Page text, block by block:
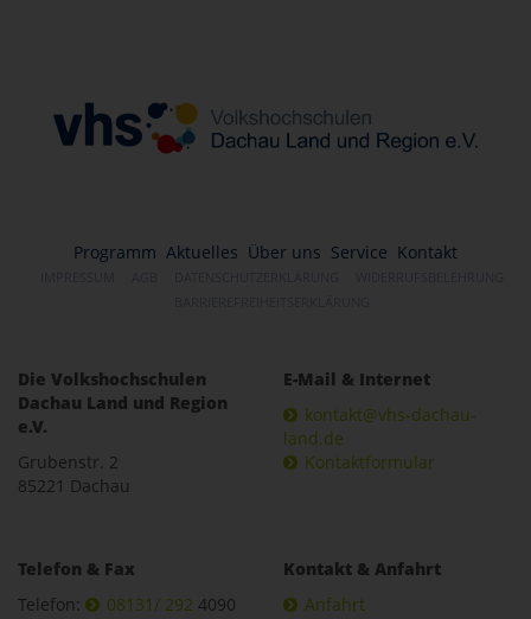
Programm Aktuelles Über uns Service Kontakt
Die Volkshochschulen
Dachau Land und Region
e.V.
Grubenstr. 2
85221 Dachau
E-Mail & Internet
kontakt@vhs-dachau-
land.de
Kontaktformular
Telefon & Fax
Telefon:
08131/ 292 4090
Kontakt & Anfahrt
Anfahrt